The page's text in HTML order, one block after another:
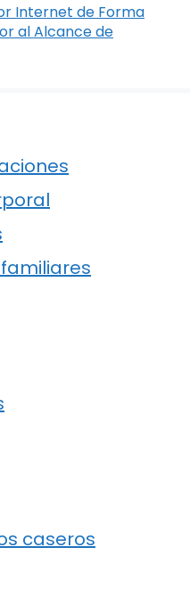
Internet de Forma
al Alcance de
caseros